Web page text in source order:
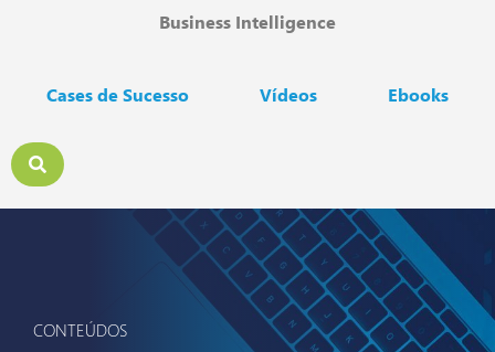
Business Intelligence
Cases de Sucesso Vídeos Ebooks
CONTEÚDOS